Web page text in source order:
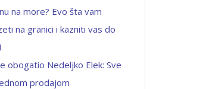
na more? Evo šta vam
na granici i kazniti vas do
obogatio Nedeljko Elek: Sve
prodajom